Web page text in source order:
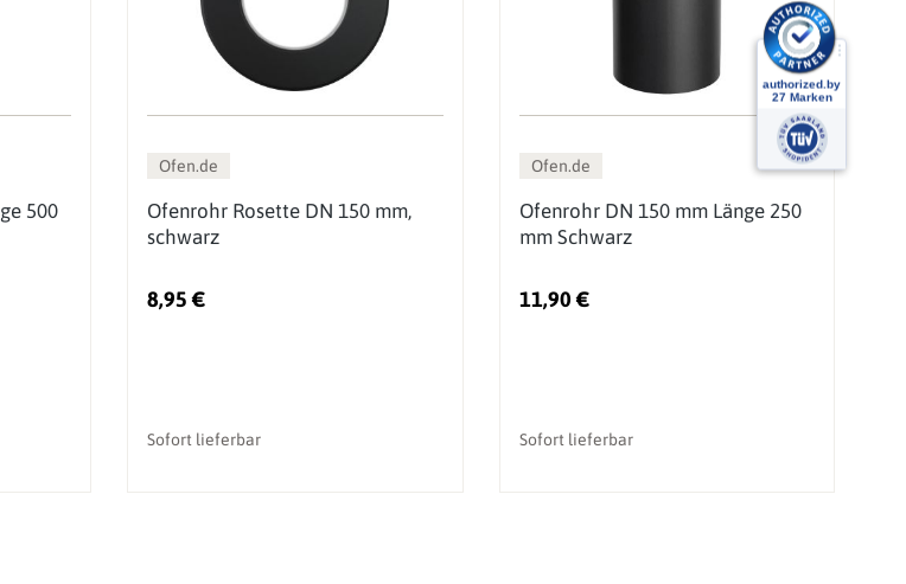
500
Ofen.de
Ofenrohr Rosette DN 150 mm,
schwarz
8,95 €
Sofort lieferbar
Ofen.de
Ofenrohr DN 150 mm Länge 250
mm Schwarz
11,90 €
Sofort lieferbar